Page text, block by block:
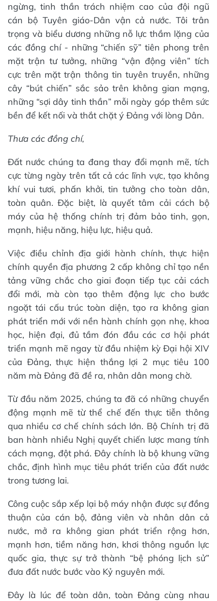
ngừng, tinh thần trách nhiệm cao của đội ngũ
cán bộ Tuyên giáo-Dân vận cả nước. Tôi trân
trọng và biểu dương những nỗ lực thầm lặng của
các đồng chí - những “chiến sỹ” tiên phong trên
mặt trận tư tưởng, những “vận động viên” tích
cực trên mặt trận thông tin tuyên truyền, những
cây “bút chiến” sắc sảo trên không gian mạng,
những “sợi dây tinh thần” mỗi ngày góp thêm sức
bền để kết nối và thắt chặt ý Đảng với lòng Dân.
Thưa các đồng chí,
Đất nước chúng ta đang thay đổi mạnh mẽ, tích
cực từng ngày trên tất cả các lĩnh vực, tạo không
khí vui tươi, phấn khởi, tin tưởng cho toàn dân,
toàn quân. Đặc biệt, là quyết tâm cải cách bộ
máy của hệ thống chính trị đảm bảo tinh, gọn,
mạnh, hiệu năng, hiệu lực, hiệu quả.
Việc điều chỉnh địa giới hành chính, thực hiện
chính quyền địa phương 2 cấp không chỉ tạo nền
tảng vững chắc cho giai đoạn tiếp tục cải cách
đổi mới, mà còn tạo thêm động lực cho bước
ngoặt tái cấu trúc toàn diện, tạo ra không gian
phát triển mới với nền hành chính gọn nhẹ, khoa
học, hiện đại, đủ tầm đón đầu các cơ hội phát
triển mạnh mẽ ngay từ đầu nhiệm kỳ Đại hội XIV
của Đảng, thực hiện thắng lợi 2 mục tiêu 100
năm mà Đảng đã đề ra, nhân dân mong chờ.
Từ đầu năm 2025, chúng ta đã có những chuyển
động mạnh mẽ từ thể chế đến thực tiễn thông
qua nhiều cơ chế chính sách lớn. Bộ Chính trị đã
ban hành nhiều Nghị quyết chiến lược mang tính
cách mạng, đột phá. Đây chính là bộ khung vững
chắc, định hình mục tiêu phát triển của đất nước
trong tương lai.
Công cuộc sắp xếp lại bộ máy nhận được sự đồng
thuận của cán bộ, đảng viên và nhân dân cả
nước, mở ra không gian phát triển rộng hơn,
mạnh hơn, tiềm năng hơn, khơi thông nguồn lực
quốc gia, thực sự trở thành “bệ phóng lịch sử”
đưa đất nước bước vào Kỷ nguyên mới.
Đây là lúc để toàn dân, toàn Đảng cùng nhau